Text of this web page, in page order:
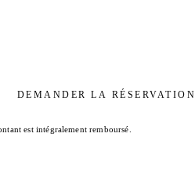
DEMANDER LA RÉSERVATION
est intégralement remboursé.